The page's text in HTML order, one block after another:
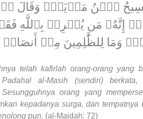
ٱبۡنُ مَرۡيَمَۖ وَقَالَ
إِنَّهُۥ مَن يُشۡرِكۡ بِٱللَّهِ
وَمَا لِلظَّٰلِمِينَ مِنۡ أَنصَارٖ ٧٢
telah kafirlah orang-orang yang
Padahal al-Masih (sendiri)
Sesungguhnya orang yang
kepadanya surga, dan
pun. (al-Maidah: 72)